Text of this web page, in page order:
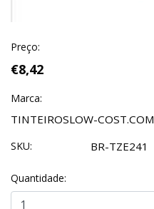
Preço:
€8,42
Marca:
TINTEIROSLOW-COST.COM
SKU: BR-TZE241
Quantidade: